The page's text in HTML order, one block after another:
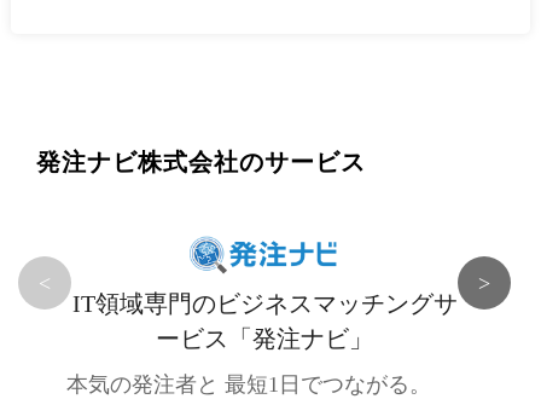
発注ナビ株式会社のサービス
IT領域専門のビジネスマッチングサ
ービス「発注ナビ」
本気の発注者と 最短1日でつながる。
< >